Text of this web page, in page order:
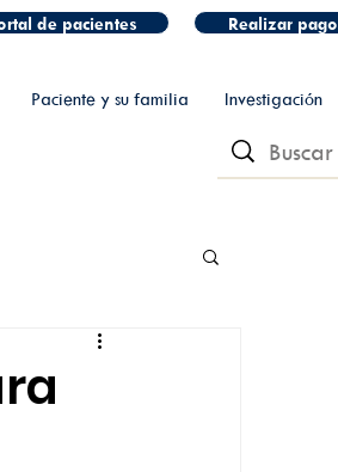
de pacientes Realizar
Paciente y su familia Investigación